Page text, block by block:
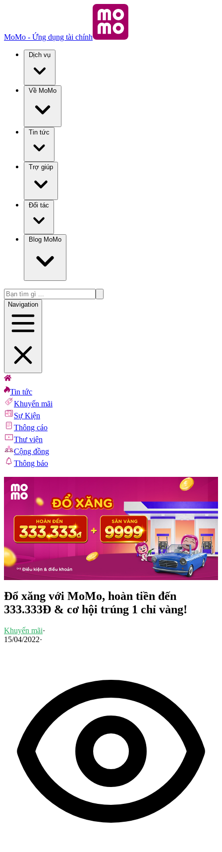
MoMo - Ứng dụng tài chính
Dịch vụ
Về MoMo
Tin tức
Trợ giúp
Đối tác
Blog MoMo
Navigation
Tin tức
Khuyến mãi
Sự Kiện
Thông cáo
Thư viện
Cộng đồng
Thông báo
Đổ xăng với MoMo, hoàn tiền đến
333.333Đ & cơ hội trúng 1 chỉ vàng!
Khuyến mãi·
15/04/2022·